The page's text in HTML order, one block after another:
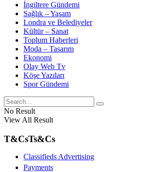
İngiltere Gündemi
Sağlık – Yaşam
Londra ve Belediyeler
Kültür – Sanat
Toplum Haberleri
Moda – Tasarım
Ekonomi
Olay Web Tv
Köşe Yazıları
Spor Gündemi
No Result
View All Result
T&CsTs&Cs
Classifieds Advertising
Payments